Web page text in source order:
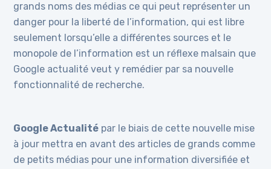
grands noms des médias ce qui peut représenter un
danger pour la liberté de l’information, qui est libre
seulement lorsqu’elle a différentes sources et le
monopole de l’information est un réflexe malsain que
Google actualité veut y remédier par sa nouvelle
fonctionnalité de recherche.
Google Actualité par le biais de cette nouvelle mise
à jour mettra en avant des articles de grands comme
de petits médias pour une information diversifiée et